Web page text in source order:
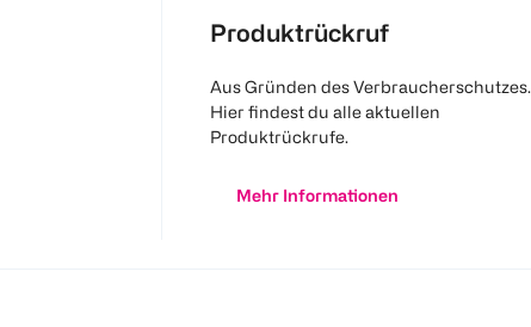
Produktrückruf
Aus Gründen des Verbraucherschutzes.
Hier findest du alle aktuellen
Produktrückrufe.
Mehr Informationen